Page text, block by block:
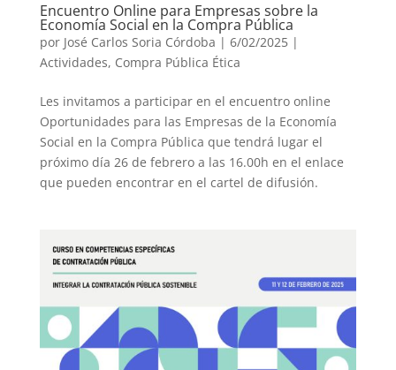
Encuentro Online para Empresas sobre la
Economía Social en la Compra Pública
por José Carlos Soria Córdoba | 6/02/2025 |
Actividades, Compra Pública Ética
Les invitamos a participar en el encuentro online
Oportunidades para las Empresas de la Economía
Social en la Compra Pública que tendrá lugar el
próximo día 26 de febrero a las 16.00h en el enlace
que pueden encontrar en el cartel de difusión.